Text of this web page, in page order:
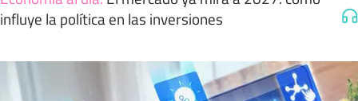
influye la política en las inversiones